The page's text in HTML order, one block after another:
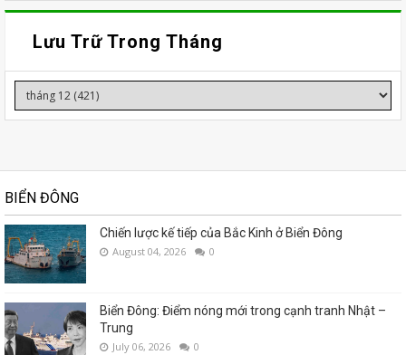
Lưu Trữ Trong Tháng
BIỂN ĐÔNG
Chiến lược kế tiếp của Bắc Kinh ở Biển Đông
August 04, 2026 0
Biển Đông: Điểm nóng mới trong cạnh tranh Nhật –
Trung
July 06, 2026 0